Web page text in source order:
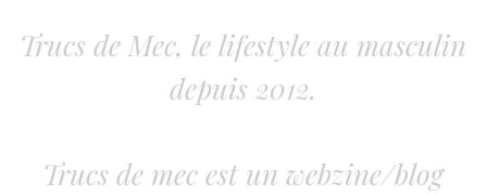
Trucs de Mec, le lifestyle au masculin
depuis 2012.
Trucs de mec est un webzine/blog